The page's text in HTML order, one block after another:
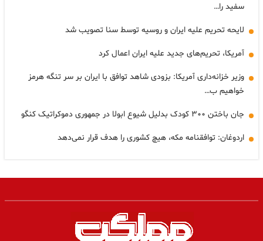
سفید را…
لایحه تحریم علیه ایران و روسیه توسط سنا تصویب شد
آمریکا، تحریم‌های جدید علیه ایران اعمال کرد
وزیر خزانه‌داری آمریکا: بزودی شاهد توافق با ایران بر سر تنگه هرمز
خواهیم ب…
جان باختن ۳۰۰ کودک بدلیل شیوع ابولا در جمهوری دموکراتیک کنگو
اردوغان: توافقنامه مکه، هیچ کشوری را هدف قرار نمی‌دهد